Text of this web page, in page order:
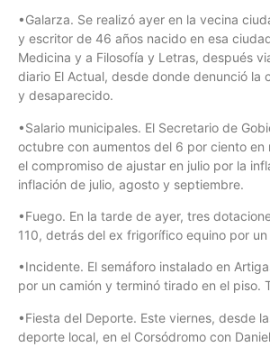
•Galarza. Se realizó ayer en la vecina
y escritor de 46 años nacido en esa
Medicina y a Filosofía y Letras, después
diario El Actual, desde donde denunció
y desaparecido.
•Salario municipales. El Secretario de
octubre con aumentos del 6 por ciento
el compromiso de ajustar en julio por la
inflación de julio, agosto y septiembre.
•Fuego. En la tarde de ayer, tres
110, detrás del ex frigorífico equino por
•Incidente. El semáforo instalado en
por un camión y terminó tirado en el piso.
•Fiesta del Deporte. Este viernes, desde
deporte local, en el Corsódromo con